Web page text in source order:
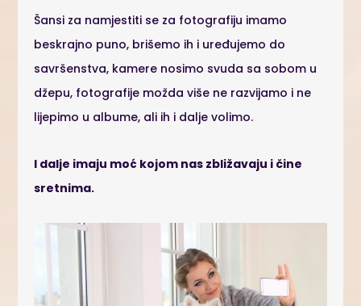
Šansi za namjestiti se za fotografiju imamo
beskrajno puno, brišemo ih i uređujemo do
savršenstva, kamere nosimo svuda sa sobom u
džepu, fotografije možda više ne razvijamo i ne
lijepimo u albume, ali ih i dalje volimo.
I dalje imaju moć kojom nas zbližavaju i čine
sretnima.